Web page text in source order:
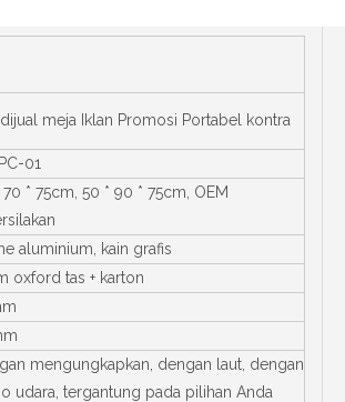
meja Iklan Promosi Portabel kontra
01
* 75cm, 50 * 90 * 75cm, OEM
aluminium, kain grafis
oxford tas + karton
mengungkapkan, dengan laut, dengan
udara, tergantung pada pilihan Anda